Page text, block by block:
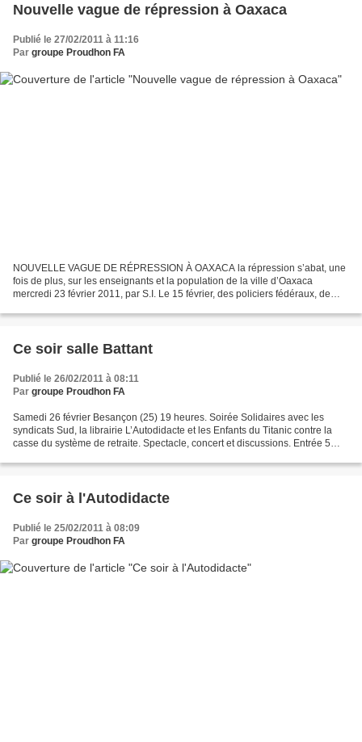
Nouvelle vague de répression à Oaxaca
Publié le 27/02/2011 à 11:16
Par groupe Proudhon FA
NOUVELLE VAGUE DE RÉPRESSION À OAXACA la répression s’abat, une
fois de plus, sur les enseignants et la population de la ville d’Oaxaca
mercredi 23 février 2011, par S.I. Le 15 février, des policiers fédéraux, de
Ce soir salle Battant
Publié le 26/02/2011 à 08:11
Par groupe Proudhon FA
Samedi 26 février Besançon (25) 19 heures. Soirée Solidaires avec les
syndicats Sud, la librairie L’Autodidacte et les Enfants du Titanic contre la
casse du système de retraite. Spectacle, concert et discussions. Entrée 5
Ce soir à l'Autodidacte
Publié le 25/02/2011 à 08:09
Par groupe Proudhon FA